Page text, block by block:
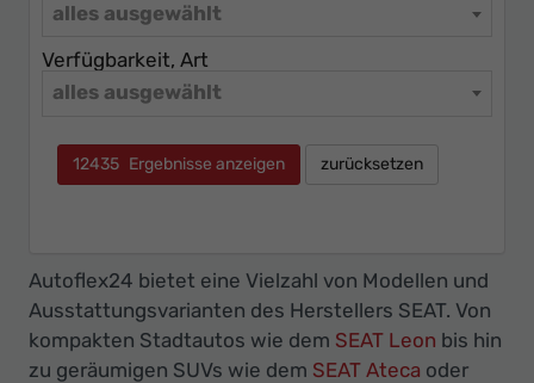
alles ausgewählt
Verfügbarkeit, Art
alles ausgewählt
12435 Ergebnisse anzeigen zurücksetzen
Autoflex24 bietet eine Vielzahl von Modellen und
Ausstattungsvarianten des Herstellers SEAT. Von
kompakten Stadtautos wie dem SEAT Leon bis hin
zu geräumigen SUVs wie dem SEAT Ateca oder